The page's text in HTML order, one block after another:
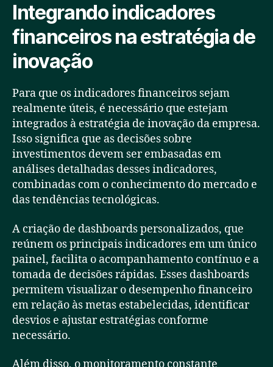
Integrando indicadores
financeiros na estratégia de
inovação
Para que os indicadores financeiros sejam
realmente úteis, é necessário que estejam
integrados à estratégia de inovação da empresa.
Isso significa que as decisões sobre
investimentos devem ser embasadas em
análises detalhadas desses indicadores,
combinadas com o conhecimento do mercado e
das tendências tecnológicas.
A criação de dashboards personalizados, que
reúnem os principais indicadores em um único
painel, facilita o acompanhamento contínuo e a
tomada de decisões rápidas. Esses dashboards
permitem visualizar o desempenho financeiro
em relação às metas estabelecidas, identificar
desvios e ajustar estratégias conforme
necessário.